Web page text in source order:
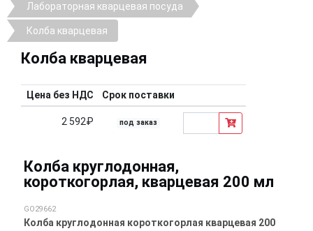
Лабораторная кварцевая посуда
Колба кварцевая
Колба кварцевая
Цена без НДС Срок поставки
2 592₽ под заказ
Колба круглодонная,
короткогорлая, кварцевая 200 мл
GO29662
Колба круглодонная короткогорлая кварцевая 200